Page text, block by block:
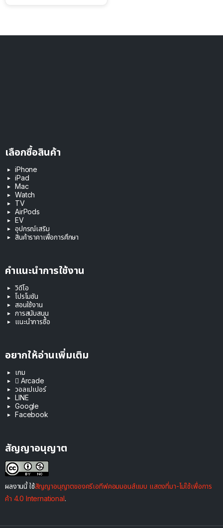
เลือกซื้อสินค้า
iPhone
iPad
Mac
Watch
TV
AirPods
EV
อุปกรณ์เสริม
สินค้าราคาเพื่อการศึกษา
คำแนะนำการใช้งาน
วิดีโอ
โปรโมชัน
สอนใช้งาน
การสนับสนุน
แนะนำการซื้อ
อยากให้อ่านเพิ่มเติม
เกม
 Arcade
วอลเปเปอร์
LINE
Google
Facebook
สัญญาอนุญาต
ผลงานนี้ ใช้สัญญาอนุญาตของครีเอทีฟคอมมอนส์แบบ แสดงที่มา-ไม่ใช้เพื่อการ
ค้า 4.0 International.